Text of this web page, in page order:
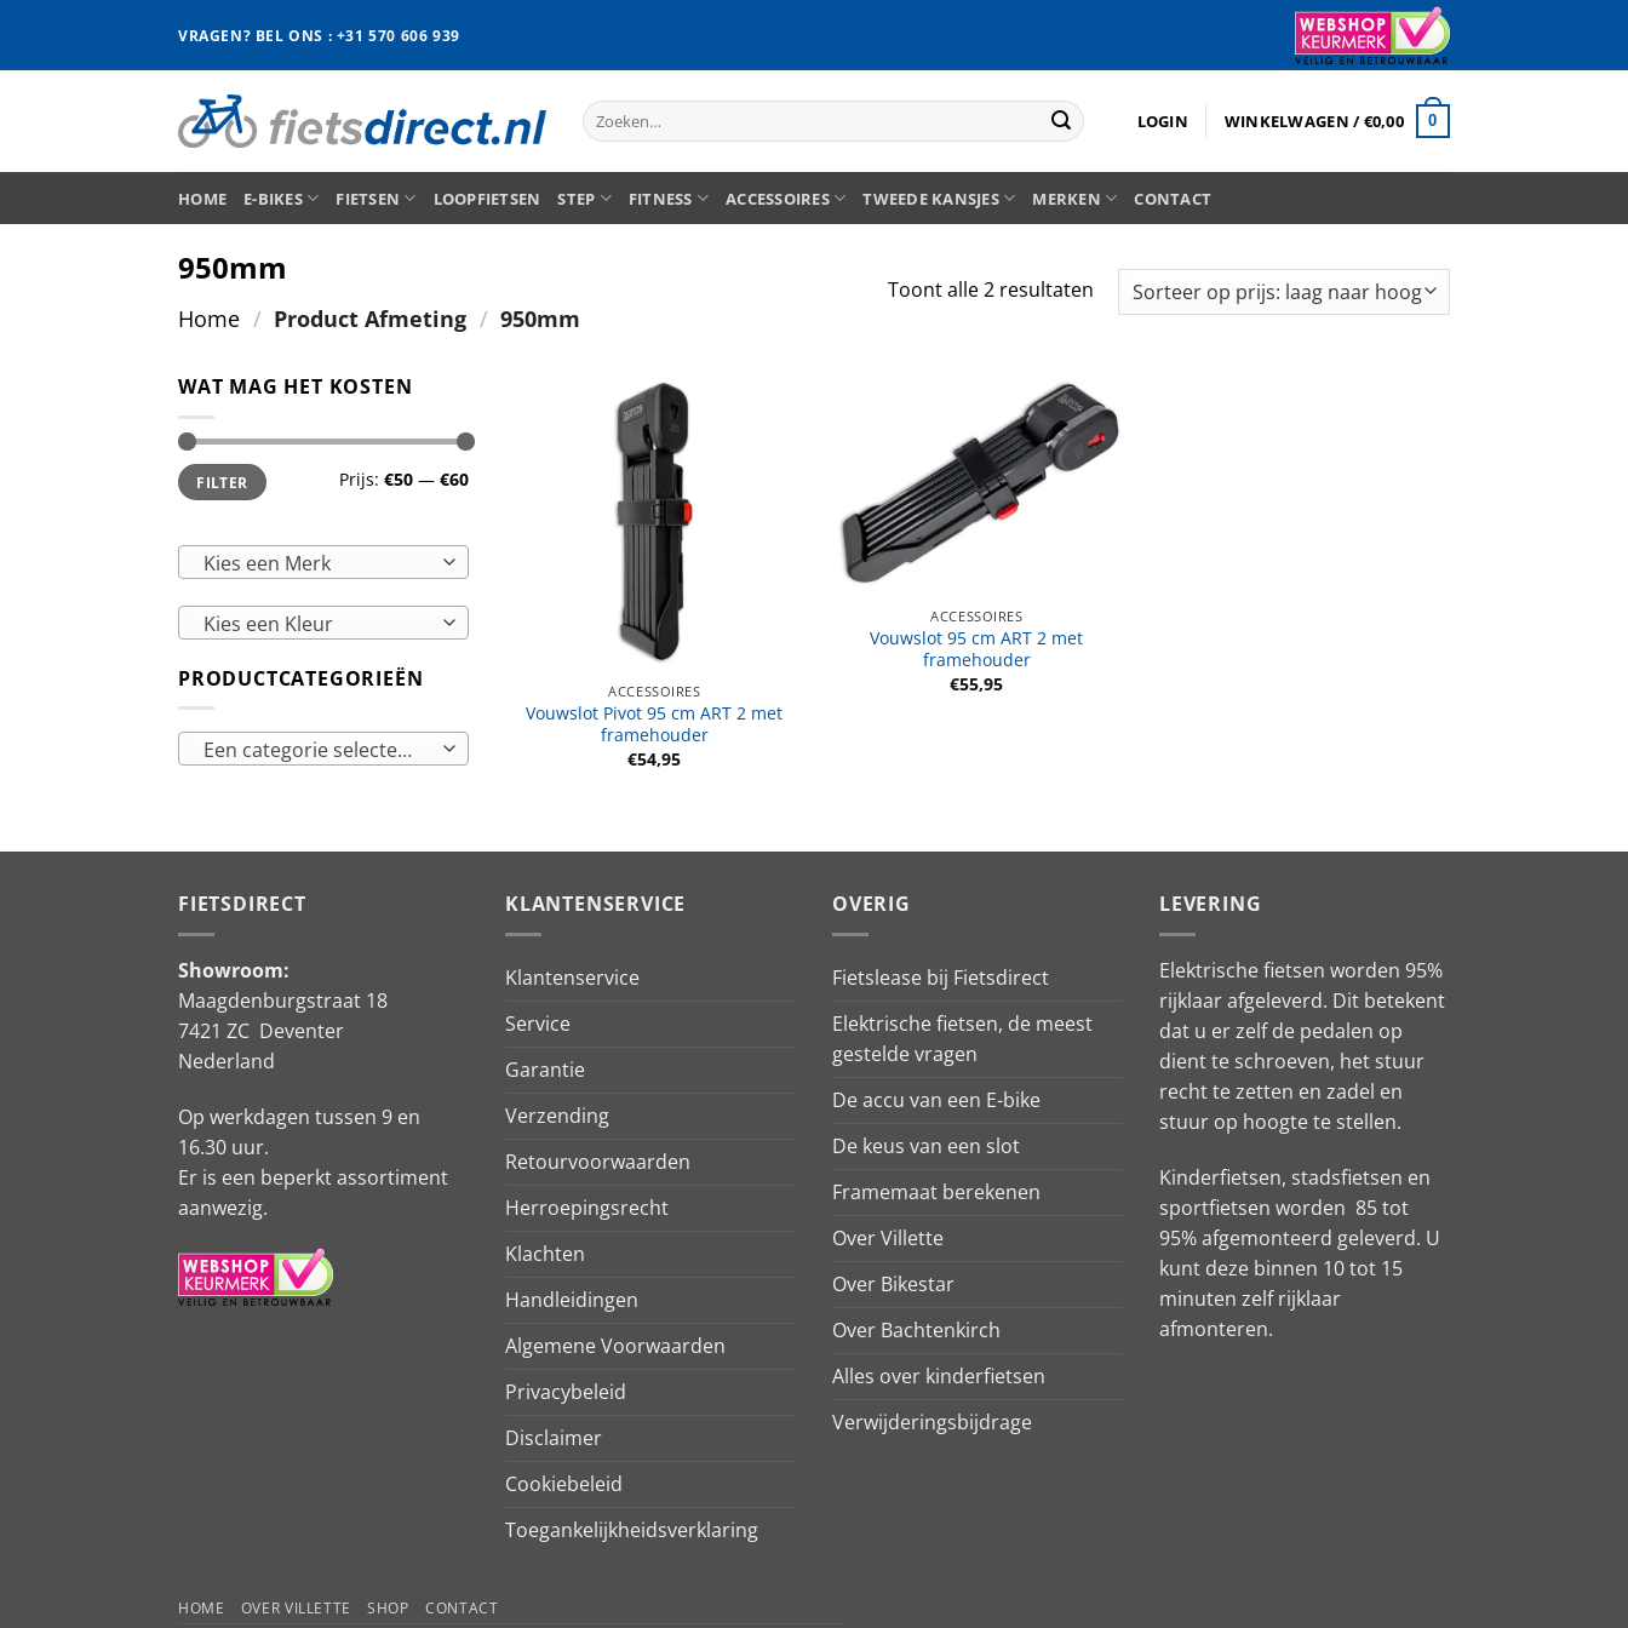
inhoud
VRAGEN? BEL ONS : +31 570 606 939
Zoeken
naar:
LOGIN WINKELWAGEN /€0,00 0
HOME E-BIKES FIETSEN LOOPFIETSEN STEP FITNESS ACCESSOIRES TWEEDE KANSJES MERKEN CONTACT
950mm
Home / Product Afmeting / 950mm
Toont alle 2 resultatenGesorteerd
naar
hoog
WAT MAG HET KOSTEN
Min.
prijs
Max.
prijsFILTER Prijs: €50 — €60
Kies een Merk
Kies een Kleur
PRODUCTCATEGORIEËN
Een categorie selecteren
ACCESSOIRES
Vouwslot Pivot 95 cm ART 2 met
framehouder
€54,95
ACCESSOIRES
Vouwslot 95 cm ART 2 met
framehouder
€55,95
FIETSDIRECT
Showroom:
Maagdenburgstraat 18
7421 ZC Deventer
Nederland
Op werkdagen tussen 9 en
16.30 uur.
Er is een beperkt assortiment
aanwezig.
KLANTENSERVICE
Klantenservice
Service
Garantie
Verzending
Retourvoorwaarden
Herroepingsrecht
Klachten
Handleidingen
Algemene Voorwaarden
Privacybeleid
Disclaimer
Cookiebeleid
Toegankelijkheidsverklaring
OVERIG
Fietslease bij Fietsdirect
Elektrische fietsen, de meest
gestelde vragen
De accu van een E-bike
De keus van een slot
Framemaat berekenen
Over Villette
Over Bikestar
Over Bachtenkirch
Alles over kinderfietsen
Verwijderingsbijdrage
LEVERING
Elektrische fietsen worden 95%
rijklaar afgeleverd. Dit betekent
dat u er zelf de pedalen op
dient te schroeven, het stuur
recht te zetten en zadel en
stuur op hoogte te stellen.
Kinderfietsen, stadsfietsen en
sportfietsen worden 85 tot
95% afgemonteerd geleverd. U
kunt deze binnen 10 tot 15
minuten zelf rijklaar
afmonteren.
HOME OVER VILLETTE SHOP CONTACT